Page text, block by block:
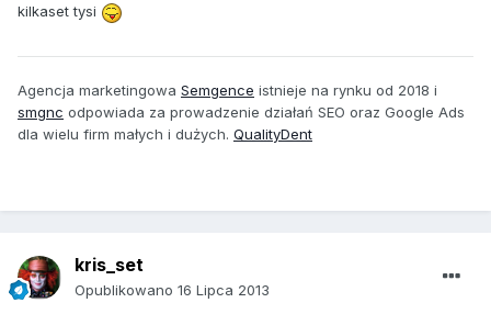
kilkaset tysi
Agencja marketingowa Semgence istnieje na rynku od 2018 i
smgnc odpowiada za prowadzenie działań SEO oraz Google Ads
dla wielu firm małych i dużych. QualityDent
kris_set
Opublikowano 16 Lipca 2013